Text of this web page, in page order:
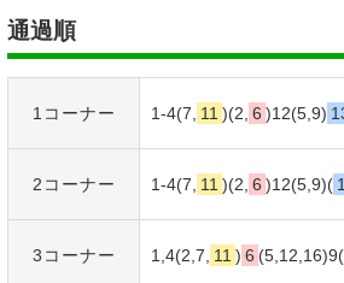
通過順
1コーナー 1-4(7, 11 )(2, 6 )12(5,9)
2コーナー 1-4(7, 11 )(2, 6 )12(5,9)(
3コーナー 1,4(2,7, 11 ) 6 (5,12,16)9(